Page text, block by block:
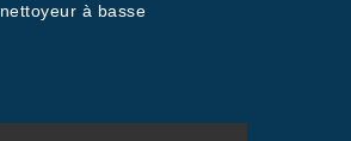
à basse